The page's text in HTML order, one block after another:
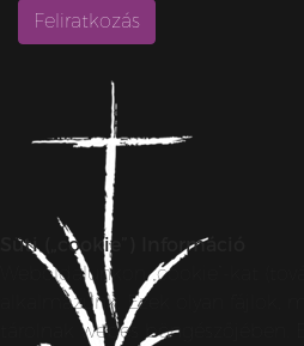
Süti („cookie”) Információ
Weboldalunkon „cookie”-kat
alkalmazunk. Ezek olyan fájlok,
tárolnak webes böngészőjében.